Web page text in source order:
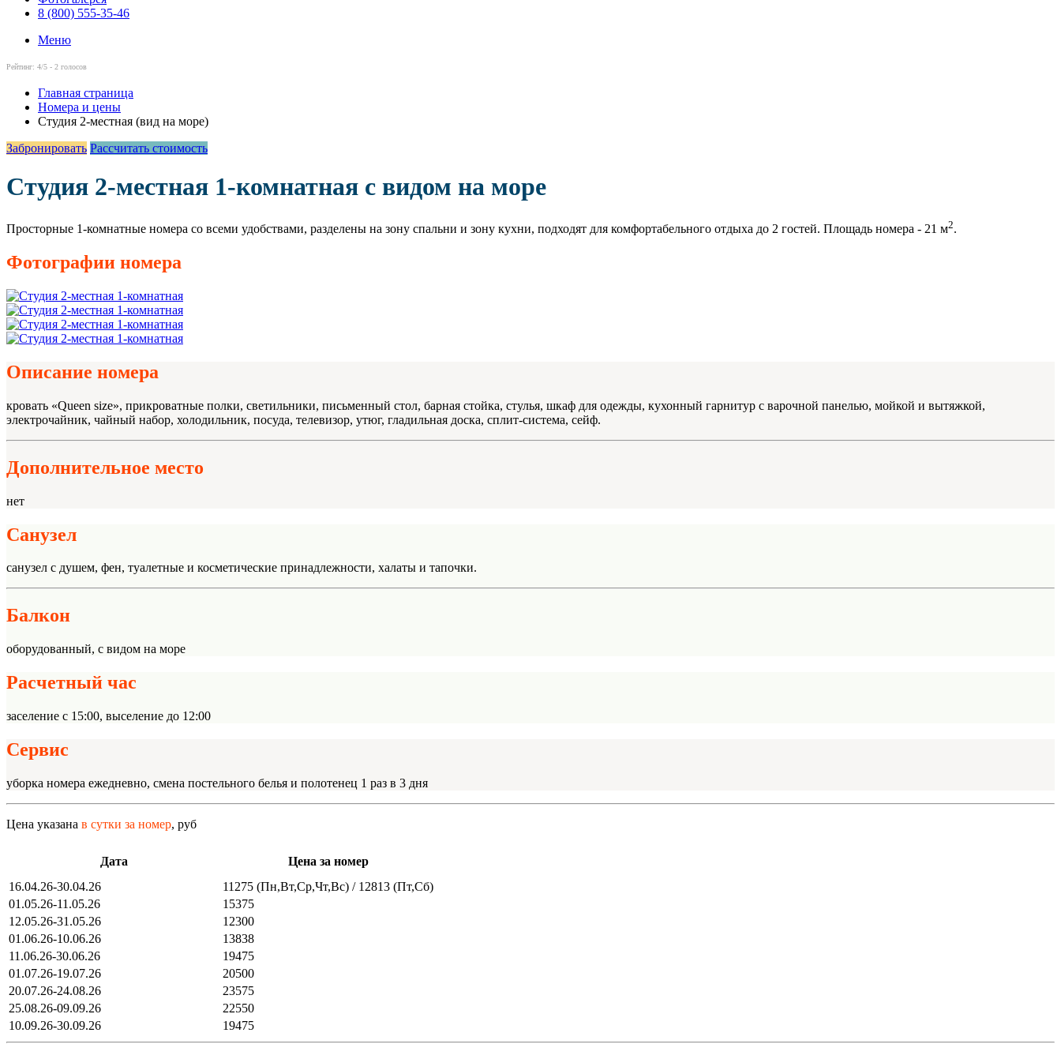
8 (800) 555-35-46
Меню
Рейтинг: 4/5 - 2 голосов
Главная страница
Номера и цены
Студия 2-местная (вид на море)
Забронировать Рассчитать стоимость
Студия 2-местная 1-комнатная с видом на море
Просторные 1-комнатные номера со всеми удобствами, разделены на зону спальни и зону кухни, подходят для комфортабельного отдыха до 2 гостей. Площадь номера - 21 м2.
Фотографии номера
Описание номера
кровать «Queen size», прикроватные полки, светильники, письменный стол, барная стойка, стулья, шкаф для одежды, кухонный гарнитур с варочной панелью, мойкой и вытяжкой,
электрочайник, чайный набор, холодильник, посуда, телевизор, утюг, гладильная доска, сплит-система, сейф.
Дополнительное место
нет
Санузел
санузел с душем, фен, туалетные и косметические принадлежности, халаты и тапочки.
Балкон
оборудованный, с видом на море
Расчетный час
заселение с 15:00, выселение до 12:00
Сервис
уборка номера ежедневно, смена постельного белья и полотенец 1 раз в 3 дня
Цена указана в сутки за номер, руб
Дата
Цена за номер
16.04.26-30.04.26
11275 (Пн,Вт,Ср,Чт,Вс) / 12813 (Пт,Сб)
01.05.26-11.05.26
15375
12.05.26-31.05.26
12300
01.06.26-10.06.26
13838
11.06.26-30.06.26
19475
01.07.26-19.07.26
20500
20.07.26-24.08.26
23575
25.08.26-09.09.26
22550
10.09.26-30.09.26
19475